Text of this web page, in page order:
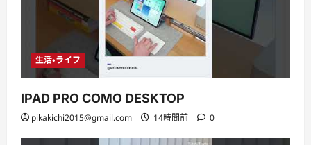
生活・ライフ
IPAD PRO COMO DESKTOP
pikakichi2015@gmail.com 14時間前 0